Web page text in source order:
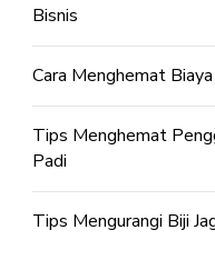
Bisnis
Cara Menghemat
Tips Menghemat
Padi
Tips Mengurangi Biji